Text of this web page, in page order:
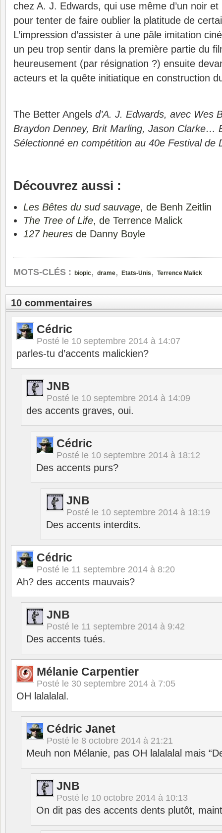
chez A. J. Edwards, qui use même d’un noir
pour tenter de faire oublier la platitude de
L’impression d’assister à une pâle imitation
un peu trop sentir dans la première partie du
heureusement (par résignation ?) ensuite
acteurs et la quête initiatique en construction
The Better Angels d’A. J. Edwards, avec Wes
Braydon Denney, Brit Marling, Jason Clarke…
Sélectionné en compétition au 40e Festival de
Découvrez aussi :
Les Bêtes du sud sauvage, de Benh Zeitlin
The Tree of Life, de Terrence Malick
127 heures de Danny Boyle
MOTS-CLÉS : biopic, drame, Etats-Unis , Terrence Malick
10 commentaires
Cédric
Posté le 10 septembre 2014 à 14:07
parles-tu d’accents malickien?
JNB
Posté le 10 septembre 2014 à 14:09
des accents graves, oui.
Cédric
Posté le 10 septembre 2014 à 18:12
Des accents purs?
JNB
Posté le 10 septembre 2014 à 18:19
Des accents interdits.
Cédric
Posté le 11 septembre 2014 à 8:20
Ah? des accents mauvais?
JNB
Posté le 11 septembre 2014 à 9:42
Des accents tués.
Mélanie Carpentier
Posté le 30 septembre 2014 à 7:05
OH lalalalal.
Cédric Janet
Posté le 8 octobre 2014 à 21:21
Meuh non Mélanie, pas OH lalalalal mais
JNB
Posté le 10 octobre 2014 à 10:13
On dit pas des accents dents plutôt,